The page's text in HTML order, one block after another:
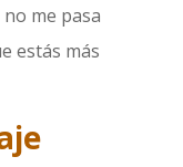
me pasa
estás más